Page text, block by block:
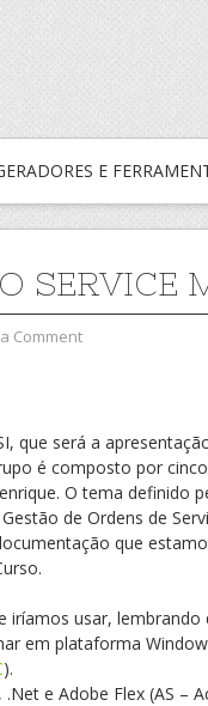
E
SERVICE
Comment
que será a
é composto por
O tema definido
de Ordens de
que
iríamos usar,
em plataforma
).
e Adobe Flex (AS –